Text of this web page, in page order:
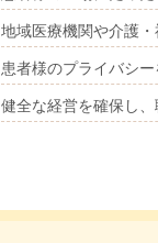
地域医療機関や介護
患者様のプライバシ
健全な経営を確保し